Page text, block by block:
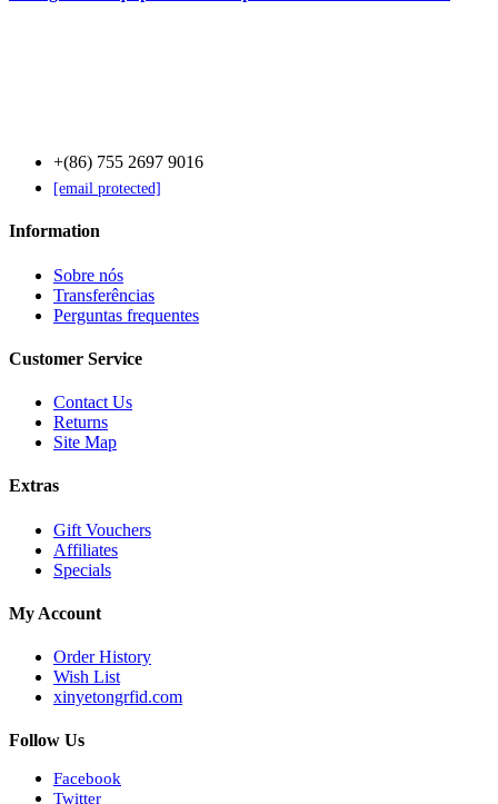
+(86) 755 2697 9016
[email protected]
Information
Sobre nós
Transferências
Perguntas frequentes
Customer Service
Contact Us
Returns
Site Map
Extras
Gift Vouchers
Affiliates
Specials
My Account
Order History
Wish List
xinyetongrfid.com
Follow Us
Facebook
Twitter